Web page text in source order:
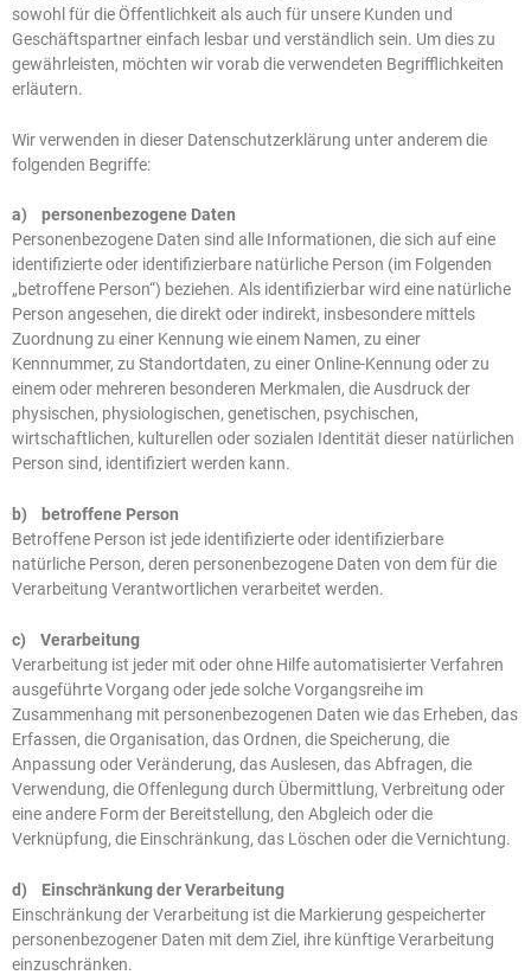
sowohl für die Öffentlichkeit als auch für unsere Kunden und
Geschäftspartner einfach lesbar und verständlich sein. Um dies zu
gewährleisten, möchten wir vorab die verwendeten Begrifflichkeiten
erläutern.
Wir verwenden in dieser Datenschutzerklärung unter anderem die
folgenden Begriffe:
a) personenbezogene Daten
Personenbezogene Daten sind alle Informationen, die sich auf eine
identifizierte oder identifizierbare natürliche Person (im Folgenden
„betroffene Person“) beziehen. Als identifizierbar wird eine natürliche
Person angesehen, die direkt oder indirekt, insbesondere mittels
Zuordnung zu einer Kennung wie einem Namen, zu einer
Kennnummer, zu Standortdaten, zu einer Online-Kennung oder zu
einem oder mehreren besonderen Merkmalen, die Ausdruck der
physischen, physiologischen, genetischen, psychischen,
wirtschaftlichen, kulturellen oder sozialen Identität dieser natürlichen
Person sind, identifiziert werden kann.
b) betroffene Person
Betroffene Person ist jede identifizierte oder identifizierbare
natürliche Person, deren personenbezogene Daten von dem für die
Verarbeitung Verantwortlichen verarbeitet werden.
c) Verarbeitung
Verarbeitung ist jeder mit oder ohne Hilfe automatisierter Verfahren
ausgeführte Vorgang oder jede solche Vorgangsreihe im
Zusammenhang mit personenbezogenen Daten wie das Erheben, das
Erfassen, die Organisation, das Ordnen, die Speicherung, die
Anpassung oder Veränderung, das Auslesen, das Abfragen, die
Verwendung, die Offenlegung durch Übermittlung, Verbreitung oder
eine andere Form der Bereitstellung, den Abgleich oder die
Verknüpfung, die Einschränkung, das Löschen oder die Vernichtung.
d) Einschränkung der Verarbeitung
Einschränkung der Verarbeitung ist die Markierung gespeicherter
personenbezogener Daten mit dem Ziel, ihre künftige Verarbeitung
einzuschränken.